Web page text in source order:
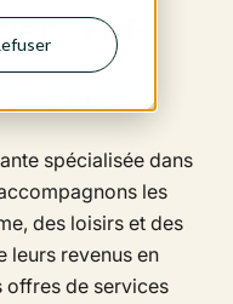
- H/F
?
spécialisée dans
les
des loisirs et des
leurs revenus en
offres de services